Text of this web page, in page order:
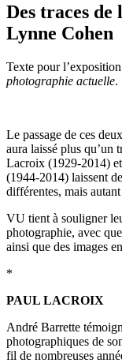
Des traces
Lynne Cohen
Texte pour l’exposition
photographie actuelle.
Le passage de ces
aura laissé plus qu’un
Lacroix (1929-2014)
(1944-2014) laissent
différentes, mais
VU tient à souligner
photographie, avec
ainsi que des images
*
PAUL LACROIX
André Barrette
photographiques de
fil de nombreuses